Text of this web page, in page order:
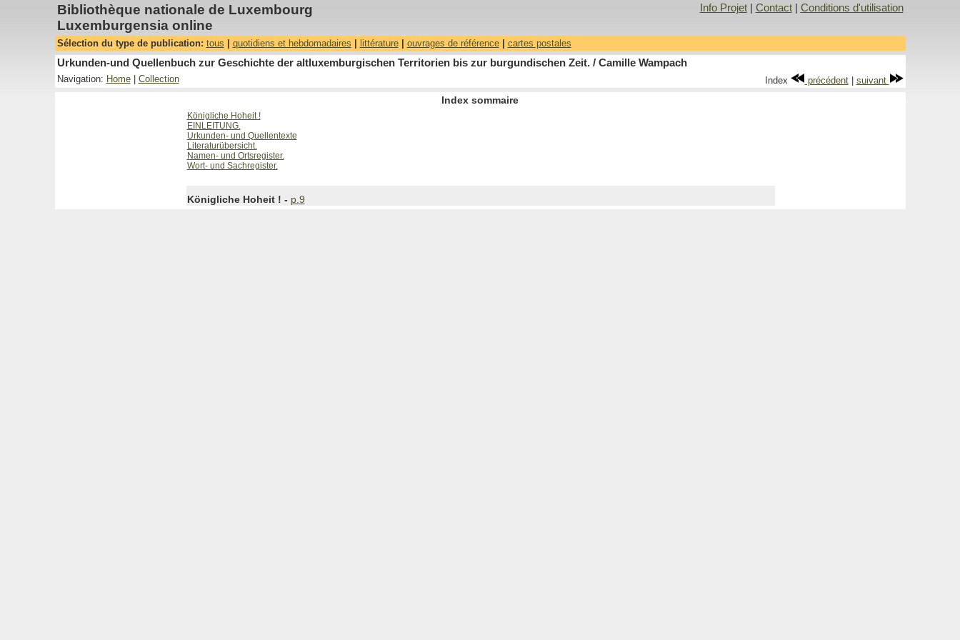
Bibliothèque nationale de Luxembourg
Luxemburgensia online
Info Projet| Contact| Conditions d'utilisation
Sélection du type de publication: tous quotidiens et hebdomadaires littérature| ouvrages de référence| cartes postales
Urkunden-und Quellenbuch zur Geschichte der altluxemburgischen Territorien bis zur burgundischen Zeit. / Camille Wampach
Navigation: Home| Collection Index précédent| suivant
Index sommaire
Königliche Hoheit !
EINLEITUNG.
Urkunden- und Quellentexte
Literaturübersicht.
Namen- und Ortsregister.
Wort- und Sachregister.
Königliche Hoheit ! - p.9